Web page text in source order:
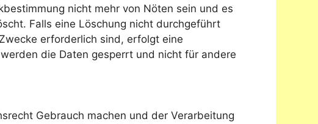
nicht mehr von Nöten sein und es
Falls eine Löschung nicht durchgeführt
erforderlich sind, erfolgt eine
die Daten gesperrt und nicht für andere
Gebrauch machen und der Verarbeitung